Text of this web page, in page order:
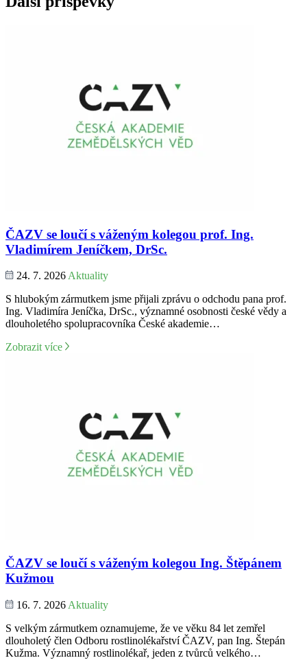
ČAZV se loučí s váženým kolegou prof. Ing.
Vladimírem Jeníčkem, DrSc.
24. 7. 2026 Aktuality
S hlubokým zármutkem jsme přijali zprávu o odchodu pana prof.
Ing. Vladimíra Jeníčka, DrSc., významné osobnosti české vědy a
dlouholetého spolupracovníka České akademie…
Zobrazit více
ČAZV se loučí s váženým kolegou Ing. Štěpánem
Kužmou
16. 7. 2026 Aktuality
S velkým zármutkem oznamujeme, že ve věku 84 let zemřel
dlouholetý člen Odboru rostlinolékařství ČAZV, pan Ing. Štepán
Kužma. Významný rostlinolékař, jeden z tvůrců velkého…